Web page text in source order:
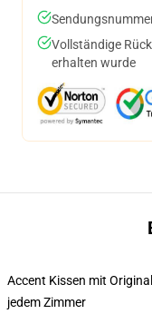
Vollständige
erhalten wurde
Accent Kissen mit
jedem Zimmer